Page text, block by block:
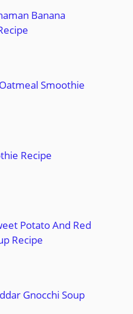
Banana
Smoothie
Recipe
Potato And Red
Recipe
Gnocchi Soup